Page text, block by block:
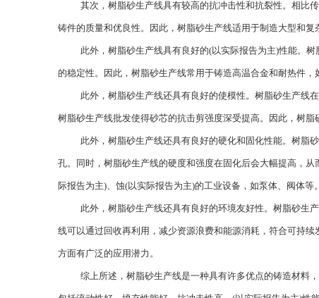
其次，树脂砂生产线具有较高的抗冲击性和抗裂性。相比
铸件的质量和优良性。因此，树脂砂生产线适用于制造大型和复
此外，树脂砂生产线具有良好的(以实际报告为主)性能。
的稳定性。因此，树脂砂生产线常用于铸造高温合金和耐热件，
此外，树脂砂生产线还具有良好的使模性。树脂砂生产线
树脂砂生产线批发使得砂芯的抗击剪强度深受提高。因此，树
此外，树脂砂生产线还具有良好的硬化和固化性能。树脂
孔。同时，树脂砂生产线的硬度和强度在固化后会大幅提高，
际报告为主)、蚀(以实际报告为主)的工业设备，如泵体、阀体等。
此外，树脂砂生产线还具有良好的环境友好性。树脂砂生
线可以通过回收再利用，减少资源浪费和能源消耗，符合可持
方面有广泛的应用潜力。
综上所述，树脂砂生产线是一种具有许多优点的铸造材料